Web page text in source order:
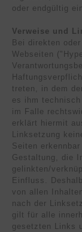
oder endgültig
Verweise und
Bei direkten
Webseiten
treten, in dem
es ihm
im Falle
erklärt hiermit
Linksetzung
Seiten
Gestaltung, die
gelinkten/
Einfluss.
von allen
nach der
gilt für alle
gesetzten Links